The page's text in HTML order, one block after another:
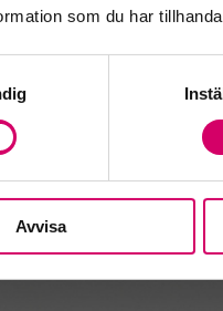
som du har
Avvisa